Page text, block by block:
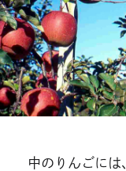
中のりんごには